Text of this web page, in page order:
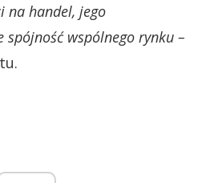
na handel, jego
spójność wspólnego rynku –